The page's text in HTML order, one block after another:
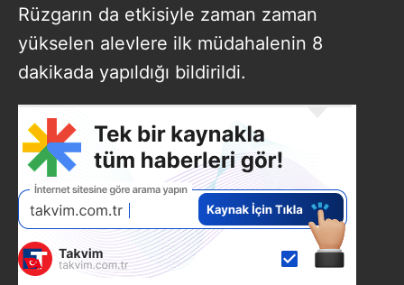
Rüzgarın da etkisiyle zaman zaman
yükselen alevlere ilk müdahalenin 8
dakikada yapıldığı bildirildi.